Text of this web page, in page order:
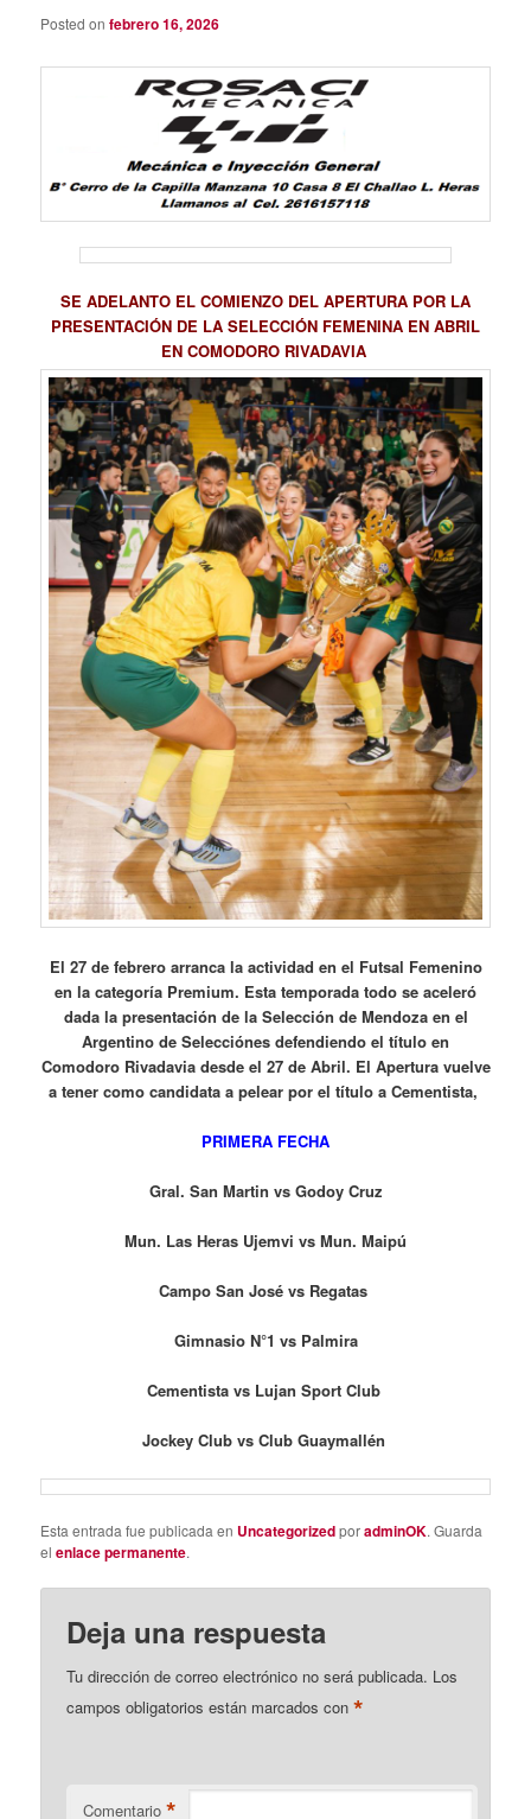
Posted onfebrero 16, 2026
SE ADELANTO EL COMIENZO DEL APERTURA POR LA
PRESENTACIÓN DE LA SELECCIÓN FEMENINA EN ABRIL
EN COMODORO RIVADAVIA
El 27 de febrero arranca la actividad en el Futsal Femenino
en la categoría Premium. Esta temporada todo se aceleró
dada la presentación de la Selección de Mendoza en el
Argentino de Selecciónes defendiendo el título en
Comodoro Rivadavia desde el 27 de Abril. El Apertura vuelve
a tener como candidata a pelear por el título a Cementista,
PRIMERA FECHA
Gral. San Martin vs Godoy Cruz
Mun. Las Heras Ujemvi vs Mun. Maipú
Campo San José vs Regatas
Gimnasio N°1 vs Palmira
Cementista vs Lujan Sport Club
Jockey Club vs Club Guaymallén
Esta entrada fue publicada en UncategorizedporadminOK. Guarda
elenlace permanente.
Deja una respuesta
Tu dirección de correo electrónico no será publicada. Los
campos obligatorios están marcados con*
Comentario *